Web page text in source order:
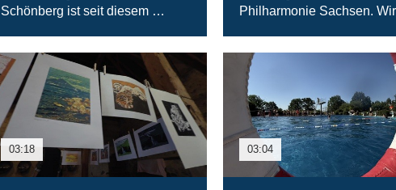
Schönberg ist seit diesem …
Philharmonie Sachsen.
03:18 03:04